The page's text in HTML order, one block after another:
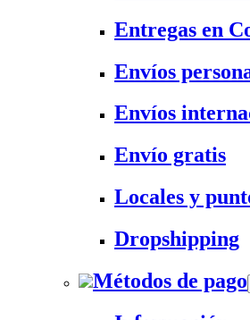
Entregas en
Envíos
Envíos
Envío gratis
Locales y
Dropshipping
Métodos de pago